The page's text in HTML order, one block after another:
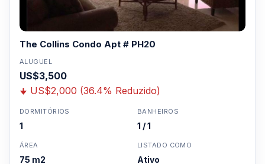
The Collins Condo Apt # PH20
ALUGUEL
US$3,500
US$2,000 (36.4% Reduzido)
DORMITÓRIOS
1
BANHEIROS
1 / 1
ÁREA
75 m2
LISTADO COMO
Ativo